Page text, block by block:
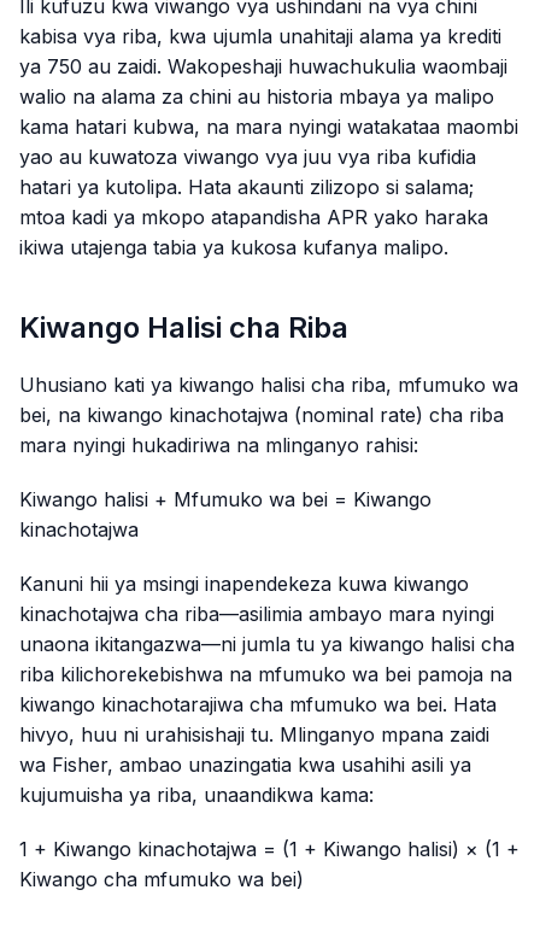
Ili kufuzu kwa viwango vya ushindani na vya chini
kabisa vya riba, kwa ujumla unahitaji alama ya krediti
ya 750 au zaidi. Wakopeshaji huwachukulia waombaji
walio na alama za chini au historia mbaya ya malipo
kama hatari kubwa, na mara nyingi watakataa maombi
yao au kuwatoza viwango vya juu vya riba kufidia
hatari ya kutolipa. Hata akaunti zilizopo si salama;
mtoa kadi ya mkopo atapandisha APR yako haraka
ikiwa utajenga tabia ya kukosa kufanya malipo.
Kiwango Halisi cha Riba
Uhusiano kati ya kiwango halisi cha riba, mfumuko wa
bei, na kiwango kinachotajwa (nominal rate) cha riba
mara nyingi hukadiriwa na mlinganyo rahisi:
Kiwango halisi + Mfumuko wa bei = Kiwango
kinachotajwa
Kanuni hii ya msingi inapendekeza kuwa kiwango
kinachotajwa cha riba—asilimia ambayo mara nyingi
unaona ikitangazwa—ni jumla tu ya kiwango halisi cha
riba kilichorekebishwa na mfumuko wa bei pamoja na
kiwango kinachotarajiwa cha mfumuko wa bei. Hata
hivyo, huu ni urahisishaji tu. Mlinganyo mpana zaidi
wa Fisher, ambao unazingatia kwa usahihi asili ya
kujumuisha ya riba, unaandikwa kama:
1 + Kiwango kinachotajwa = (1 + Kiwango halisi) × (1 +
Kiwango cha mfumuko wa bei)